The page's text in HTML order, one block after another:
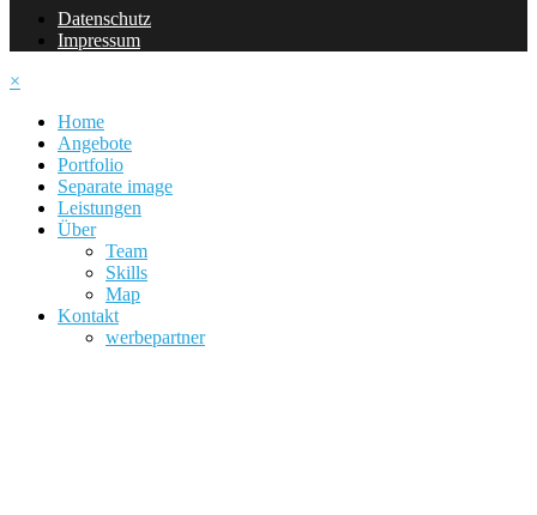
Datenschutz
Impressum
×
Home
Angebote
Portfolio
Separate image
Leistungen
Über
Team
Skills
Map
Kontakt
werbepartner